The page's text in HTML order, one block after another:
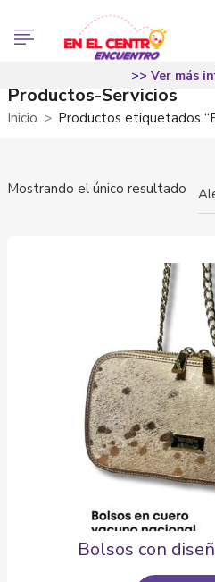
Productos-Servicios
Inicio Productos etiquetados
>> Ver más
Mostrando el único resultado
Bolsos con